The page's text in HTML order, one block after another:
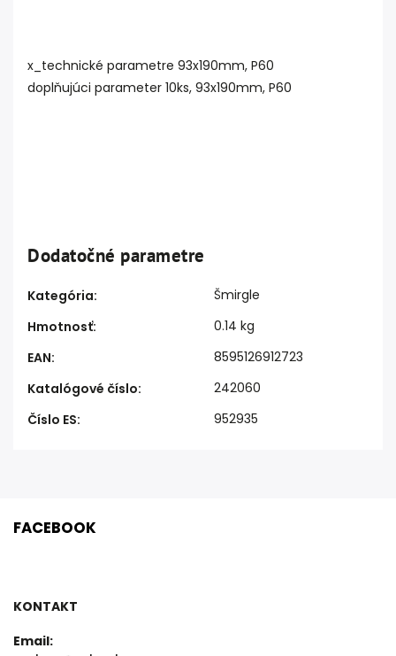
x_technické parametre 93x190mm, P60
doplňujúci parameter 10ks, 93x190mm, P60
Dodatočné parametre
Kategória:
Šmirgle
Hmotnosť:
0.14 kg
EAN:
8595126912723
Katalógové číslo:
242060
Číslo ES: 952935
FACEBOOK
KONTAKT
Email: